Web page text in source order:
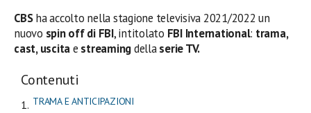
CBSha accolto nella stagione televisiva 2021/2022 un
nuovo spin off di FBI, intitolato FBI International: trama,
cast, uscitae streamingdellaserie TV.
Contenuti
TRAMA E ANTICIPAZIONI